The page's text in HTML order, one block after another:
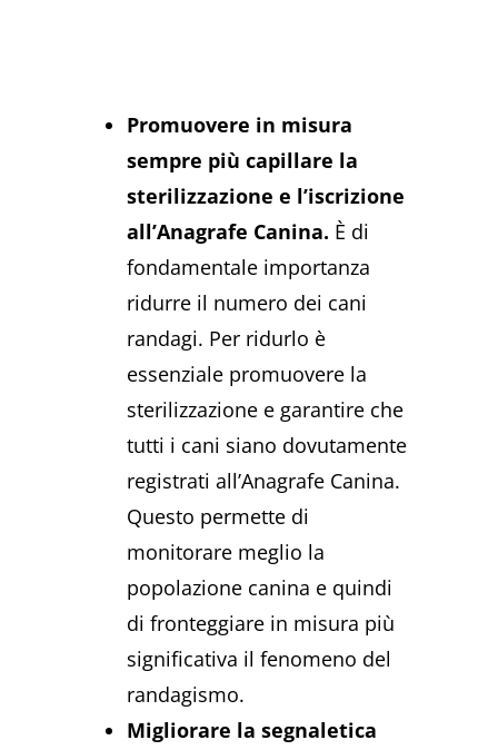
Promuovere in misura
sempre più capillare la
sterilizzazione e l’iscrizione
all’Anagrafe Canina. È di
fondamentale importanza
ridurre il numero dei cani
randagi. Per ridurlo è
essenziale promuovere la
sterilizzazione e garantire che
tutti i cani siano dovutamente
registrati all’Anagrafe Canina.
Questo permette di
monitorare meglio la
popolazione canina e quindi
di fronteggiare in misura più
significativa il fenomeno del
randagismo.
Migliorare la segnaletica